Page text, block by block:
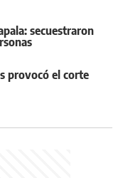
secuestraron
provocó el corte